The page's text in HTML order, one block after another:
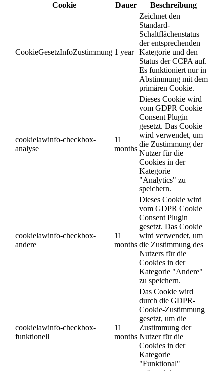
Cookie
Dauer Beschreibung
CookieGesetzInfoZustimmung 1 year
Zeichnet den
Standard-
Schaltflächenstatus
der entsprechenden
Kategorie und den
Status der CCPA auf.
Es funktioniert nur in
Abstimmung mit dem
primären Cookie.
cookielawinfo-checkbox-
analyse
11
months
Dieses Cookie wird
vom GDPR Cookie
Consent Plugin
gesetzt. Das Cookie
wird verwendet, um
die Zustimmung der
Nutzer für die
Cookies in der
Kategorie
"Analytics" zu
speichern.
cookielawinfo-checkbox-
andere
11
months
Dieses Cookie wird
vom GDPR Cookie
Consent Plugin
gesetzt. Das Cookie
wird verwendet, um
die Zustimmung des
Nutzers für die
Cookies in der
Kategorie "Andere"
zu speichern.
cookielawinfo-checkbox-
funktionell
11
months
Das Cookie wird
durch die GDPR-
Cookie-Zustimmung
gesetzt, um die
Zustimmung der
Nutzer für die
Cookies in der
Kategorie
"Funktional"